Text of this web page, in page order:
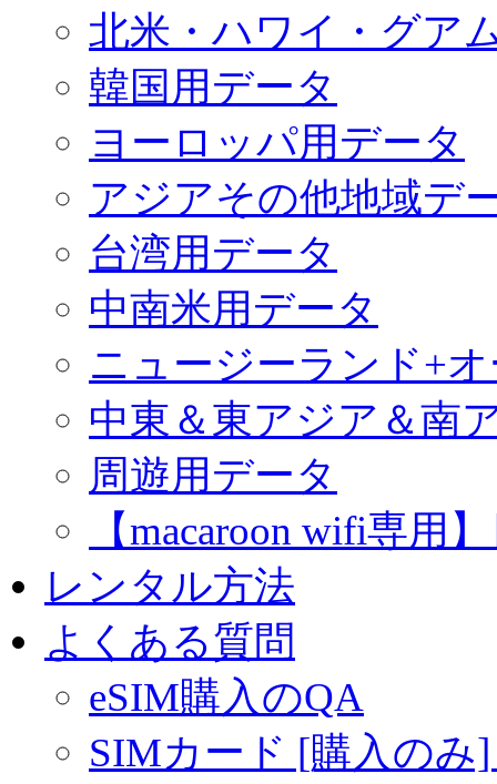
北米・ハワイ・グア
韓国用データ
ヨーロッパ用データ
アジアその他地域デ
台湾用データ
中南米用データ
ニュージーランド+
中東＆東アジア＆南
周遊用データ
【macaroon wifi専用
レンタル方法
よくある質問
eSIM購入のQA
SIMカード [購入のみ